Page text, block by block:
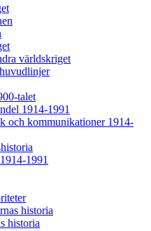
världskriget
talet
1914-1991
och kommunikationer 1914-
1991
historia
historia